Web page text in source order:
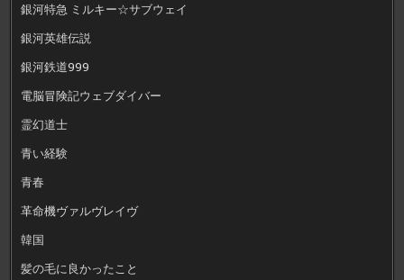
銀河特急 ミルキー☆サブウェイ
銀河英雄伝説
銀河鉄道999
電脳冒険記ウェブダイバー
霊幻道士
青い経験
青春
革命機ヴァルヴレイヴ
韓国
髪の毛に良かったこと